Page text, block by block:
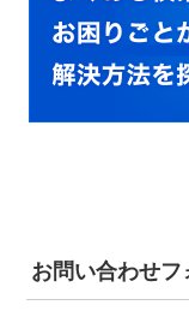
お問い合わせフ